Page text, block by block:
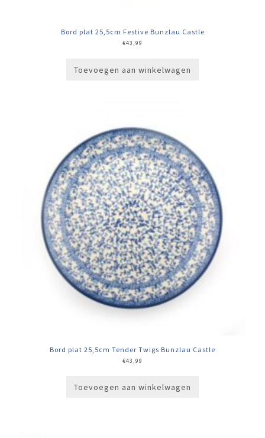
Bord plat 25,5cm Festive Bunzlau Castle
€43,99
Toevoegen aan winkelwagen
Bord plat 25,5cm Tender Twigs Bunzlau Castle
€43,99
Toevoegen aan winkelwagen